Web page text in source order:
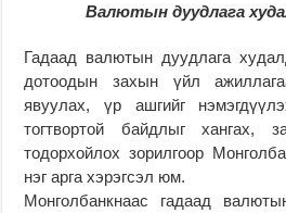
Валютын дуудлага
Гадаад валютын дуудлага
дотоодын захын үйл
явуулах, үр ашгийг
тогтвортой байдлыг хангах,
тодорхойлох зорилгоор
нэг арга хэрэгсэл юм.
Монголбанкнаас гадаад